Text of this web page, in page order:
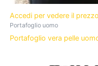
Accedi per vedere il prezzo
Portafoglio uomo
Portafoglio vera pelle